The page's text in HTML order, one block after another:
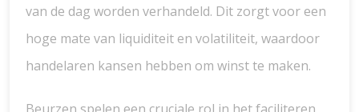
van de dag worden verhandeld. Dit zorgt voor een
hoge mate van liquiditeit en volatiliteit, waardoor
handelaren kansen hebben om winst te maken.